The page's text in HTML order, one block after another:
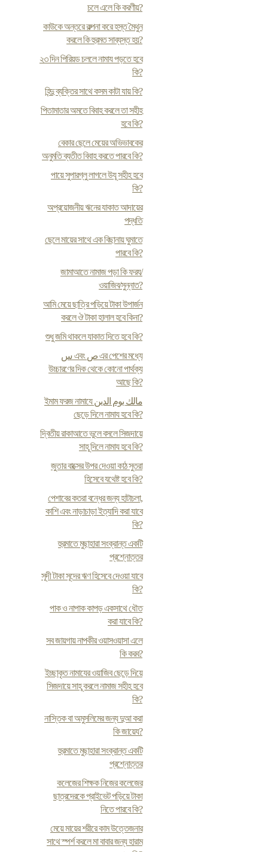
চলে এলে কি করণীয়?
কাউকে অন্তরে কল্পনা করে হস্ত মৈথুন
করলে কি হুরমত সাব্যস্ত হয়?
২৩ দিন পিরিয়ড চললে নামায পড়তে হবে
কি?
হিন্দু ব্যক্তির সাথে কসম কাটা যায় কি?
পিতামাতার অমতে বিবাহ করলে তা সহীহ
হবে কি?
বেকার ছেলে মেয়ের অভিভাবকের
অনুমতি ব্যতীত বিবাহ করতে পারবে কি?
পায়ে সুপারগ্লু লাগলে উযূ সহীহ হবে
কি?
অপ্রয়োজনীয় ঋনের যাকাত আদায়ের
পদ্ধতি
ছেলে মায়ের সাথে এক বিছানায় ঘুমাতে
পারবে কি?
জামাআতে নামাজ পড়া কি ফরয/
ওয়াজিব/সুন্নাত?
আমি মেয়ে ছাত্রি পড়িয়ে টাকা উপার্জন
করলে ঔ টাকা হালাল হবে কিনা?
শুধু জমি থাকলে যাকাত দিতে হবে কি?
س এবং ص এর পেশের মধ্যে
উচ্চারণের দিক থেকে কোনো পার্থক্য
আছে কি?
ইমাম ফরজ নামাযে مالك يوم الدين
ছেড়ে দিলে নামায হবে কি?
দ্বিতীয় রাকাআতে ভুলে বসলে সিজদায়ে
সাহূ দিলে নামায হবে কি?
জুতার বাক্সের উপর দেওয়া কাঠ সুতরা
হিসেবে যথেষ্ট হবে কি?
পেশাবের কতরা বন্ধের জন্য হাটাচলা,
কাশি এবং নাড়াচাড়া ইত্যাদি করা যাবে
কি?
হুরমাতে মুছাহারা সংক্রান্ত একটি
প্রশ্নোত্তর
সূদী টাকা সূদের ঋণ হিসেবে দেওয়া যাবে
কি?
পাক ও নাপাক কাপড় একসাথে ধৌত
করা যাবে কি?
সব জায়গায় নাপকীর ওয়াসওয়াসা এলে
কি করব?
ইচ্ছাকৃত নামাযের ওয়াজিব ছেড়ে দিয়ে
সিজদায়ে সাহূ করলে নামাজ সহীহ হবে
কি?
নাস্তিক বা অমুসলিমের জন্য দুআ করা
কি জায়েয?
হুরমাতে মুছাহারা সংক্রান্ত একটি
প্রশ্নোত্তর
কলেজের শিক্ষক নিজের কলেজের
ছাত্রদেরকে প্রাইভেট পড়িয়ে টাকা
নিতে পারবে কি?
মেয়ে মায়ের শরীরে কাম উত্তেজনার
সাথে স্পর্শ করলে মা বাবার জন্য হারাম